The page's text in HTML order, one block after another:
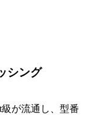
シング
が流通し、型番